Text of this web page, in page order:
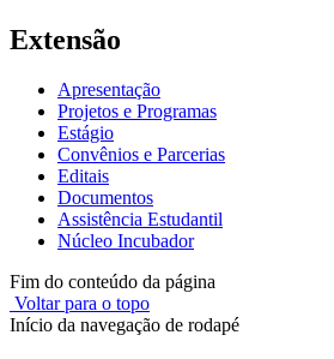
Extensão
Apresentação
Projetos e Programas
Estágio
Convênios e Parcerias
Editais
Documentos
Assistência Estudantil
Núcleo Incubador
Fim do conteúdo da página
Voltar para o topo
Início da navegação de rodapé